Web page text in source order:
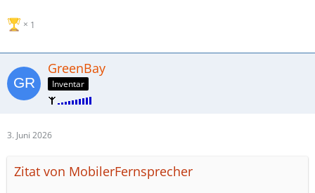
1
GreenBay
Inventar
3. Juni 2026
Zitat von MobilerFernsprecher